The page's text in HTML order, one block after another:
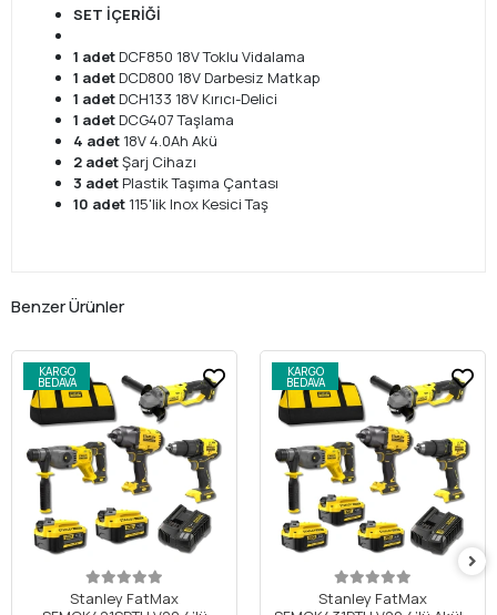
SET İÇERİĞİ
1 adet DCF850 18V Toklu Vidalama
1 adet DCD800 18V Darbesiz Matkap
1 adet DCH133 18V Kırıcı-Delici
1 adet DCG407 Taşlama
4 adet 18V 4.0Ah Akü
2 adetŞarj Cihazı
3 adet Plastik Taşıma Çantası
10 adet 115'lik Inox Kesici Taş
Benzer Ürünler
KARGO
BEDAVA
Stanley FatMax
KARGO
BEDAVA
Stanley FatMax